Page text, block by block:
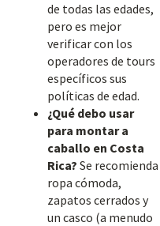
de todas las edades,
pero es mejor
verificar con los
operadores de tours
específicos sus
políticas de edad.
¿Qué debo usar
para montar a
caballo en Costa
Rica? Se recomienda
ropa cómoda,
zapatos cerrados y
un casco (a menudo